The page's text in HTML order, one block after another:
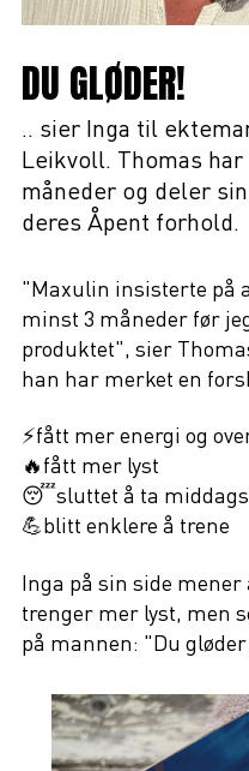
DU GLØDER!
.. sier Inga til
Leikvoll. Thomas
måneder og deler
deres Åpent forhold.
"Maxulin insisterte på
minst 3 måneder før
produktet", sier
han har merket en
⚡️fått mer energi og
🔥fått mer lyst
😴sluttet å ta
💪blitt enklere å trene
Inga på sin side
trenger mer lyst, men
på mannen: "Du